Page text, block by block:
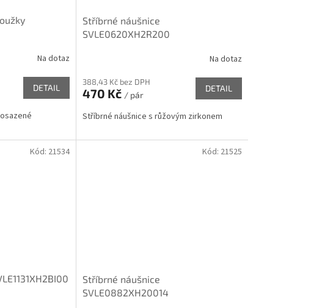
Na dotaz
DETAIL
Stříbrné náušnice
SVLE0620XH2R200
Na dotaz
388,43 Kč bez DPH
470 Kč / pár
DETAIL
Stříbrné náušnice s růžovým zirkonem
Kód: 21534
Stříbrné náušnice
SVLE0882XH20014
Kód: 21525